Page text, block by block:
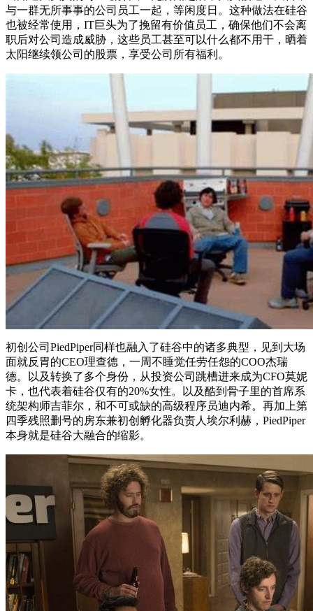
与一群无所事事的公司员工一起，等闲度日。这种做法在硅谷
也被经常使用，IT巨头为了挽留有价值员工，确保他们不会离
职后对公司造成威胁，这些员工甚至可以什么都不用干，晒着
太阳继续领公司的股票，享受公司所有福利。
初创公司PiedPiper同样也融入了硅谷中的诸多典型，见到大场
面就反胃的CEO理查德，一周不睡觉任劳任怨的COO杰瑞
德。以及转换了多个身份，从投资公司跳槽进来成为CFO莫妮
卡，也代表着硅谷仅有的20%女性。以及酷到骨子里的首席系
统架构师吉菲尔，和不可或缺的高级程序员迪内希。再加上第
四季残照删号的房东兼初创孵化器负责人埃尔利赫，PiedPiper
本身就是硅谷大融合的缩影。